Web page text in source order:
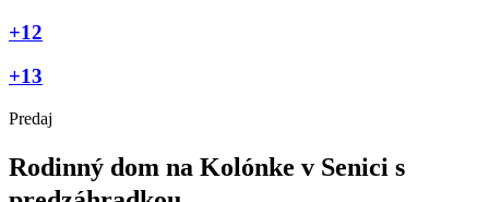
+12
+13
Predaj
Rodinný dom na Kolónke v Senici s